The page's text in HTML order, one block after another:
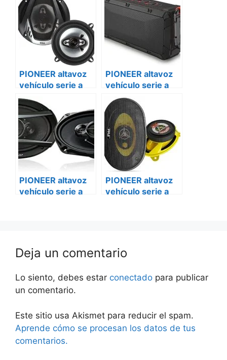
PIONEER altavoz
vehículo serie a
ts-a6977s
PIONEER altavoz
vehículo serie a
ts-a6977s
caravanas
PIONEER altavoz
vehículo serie a
PIONEER altavoz
vehículo serie a
Deja un comentario
Lo siento, debes estar conectado para publicar
un comentario.
Este sitio usa Akismet para reducir el spam.
Aprende cómo se procesan los datos de tus
comentarios.